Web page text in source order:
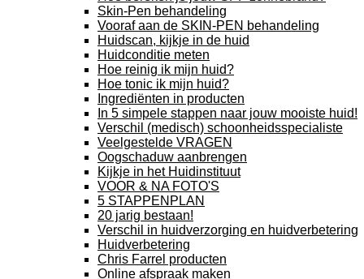
Skin-Pen behandeling
Vooraf aan de SKIN-PEN behandeling
Huidscan, kijkje in de huid
Huidconditie meten
Hoe reinig ik mijn huid?
Hoe tonic ik mijn huid?
Ingrediënten in producten
In 5 simpele stappen naar jouw mooiste huid!
Verschil (medisch) schoonheidsspecialiste
Veelgestelde VRAGEN
Oogschaduw aanbrengen
Kijkje in het Huidinstituut
VOOR & NA FOTO'S
5 STAPPENPLAN
20 jarig bestaan!
Verschil in huidverzorging en huidverbetering
Huidverbetering
Chris Farrel producten
Online afspraak maken